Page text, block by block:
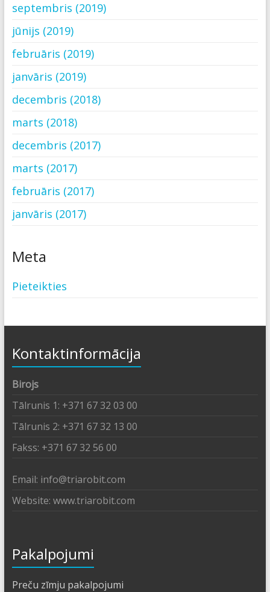
septembris (2019)
jūnijs (2019)
februāris (2019)
janvāris (2019)
decembris (2018)
marts (2018)
decembris (2017)
marts (2017)
februāris (2017)
janvāris (2017)
Meta
Pieteikties
Kontaktinformācija
Birojs
Tālrunis 1: +371 67 32 03 00
Tālrunis 2: +371 67 32 13 00
Fakss: +371 67 32 56 00
Email: info@triarobit.com
Website: www.triarobit.com
Pakalpojumi
Preču zīmju pakalpojumi